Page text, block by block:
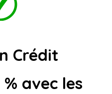
Crédit
avec les